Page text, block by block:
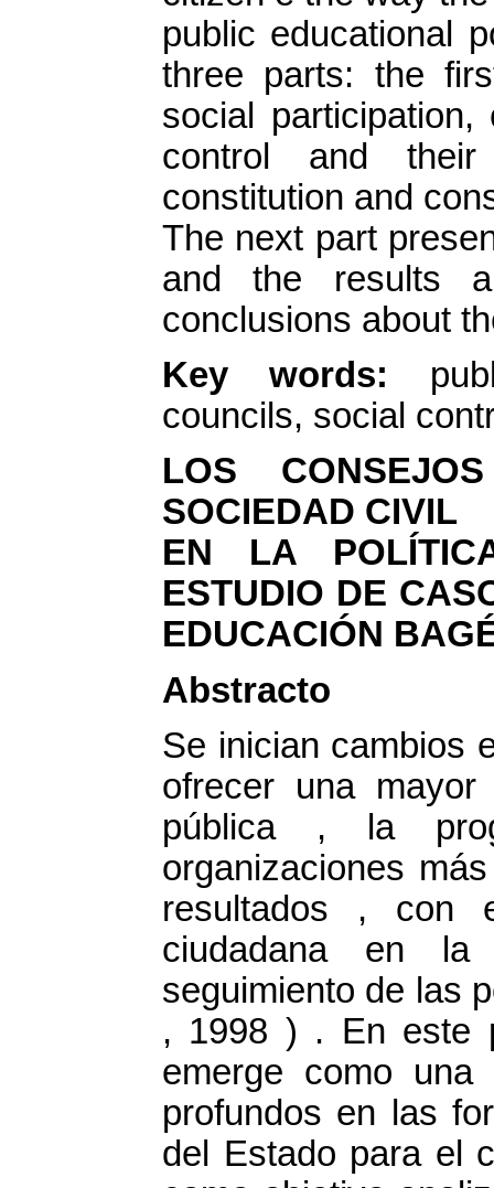
public educational
three parts: the
social
control and
constitution and
The next part
and the results
conclusions about
Key words:
councils, social
LOS
SOCIEDAD CIVIL
EN LA
ESTUDIO DE
EDUCACIÓN
Abstracto
Se inician cambios
ofrecer una mayor
pública , la
organizaciones
resultados , con
ciudadana en la
seguimiento de las
, 1998 ) . En este
emerge como una
profundos en las
del Estado para el